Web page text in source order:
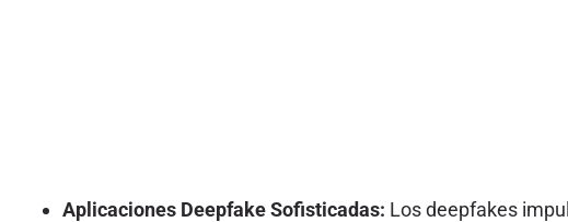
Aplicaciones Deepfake Sofisticadas: Los deepfakes